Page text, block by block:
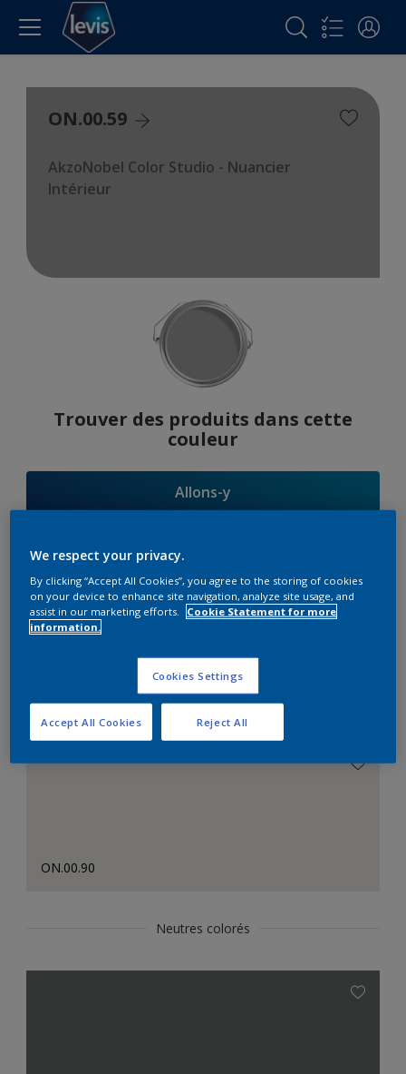
ON.00.59
AkzoNobel Color Studio - Nuancier
Intérieur
Trouver des produits dans cette
couleur
Allons-y
Suggestions
d'Harmonies
Le Blanc Parfait
ON.00.90
Neutres colorés
We respect your privacy.
By clicking “Accept All Cookies”, you agree to the storing of cookies
on your device to enhance site navigation, analyze site usage, and
assist in our marketing efforts.
Cookie Statement for more
information.
Cookies Settings
Reject All
Accept All Cookies